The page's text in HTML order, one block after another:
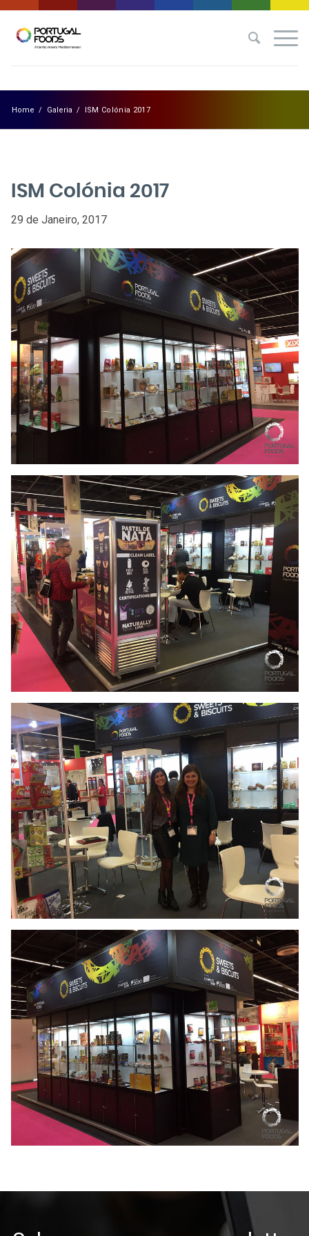
Home / Galeria / ISM Colónia 2017
ISM Colónia 2017
29 de Janeiro, 2017